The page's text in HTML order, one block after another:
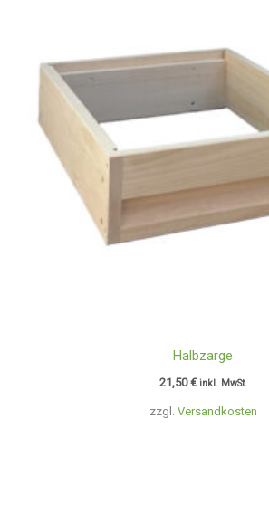
zzgl. Versandkosten
Halbzarge
21,50€ inkl. MwSt.